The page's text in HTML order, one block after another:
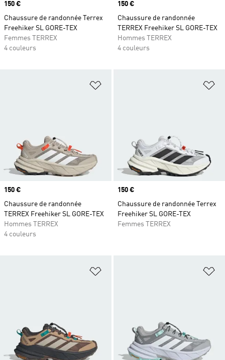
Prix
150 €
Chaussure de randonnée Terrex
Freehiker SL GORE-TEX
Femmes TERREX
4 couleurs
Prix
150 €
Chaussure de randonnée
TERREX Freehiker SL GORE-TEX
Hommes TERREX
4 couleurs
Ajouter à la Liste de produits
Prix
150 €
Chaussure de randonnée
TERREX Freehiker SL GORE-TEX
Hommes TERREX
4 couleurs
Prix
150 €
Chaussure de randonnée Terrex
Freehiker SL GORE-TEX
Femmes TERREX
Ajouter à la Liste de produits